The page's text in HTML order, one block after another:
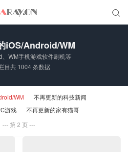

iOS/Android/WM
WM手机游戏软件刷机等
目共 1004 条数据
WM
不再更新的科技新闻
游戏
不再更新的家有猫哥
第 2 页